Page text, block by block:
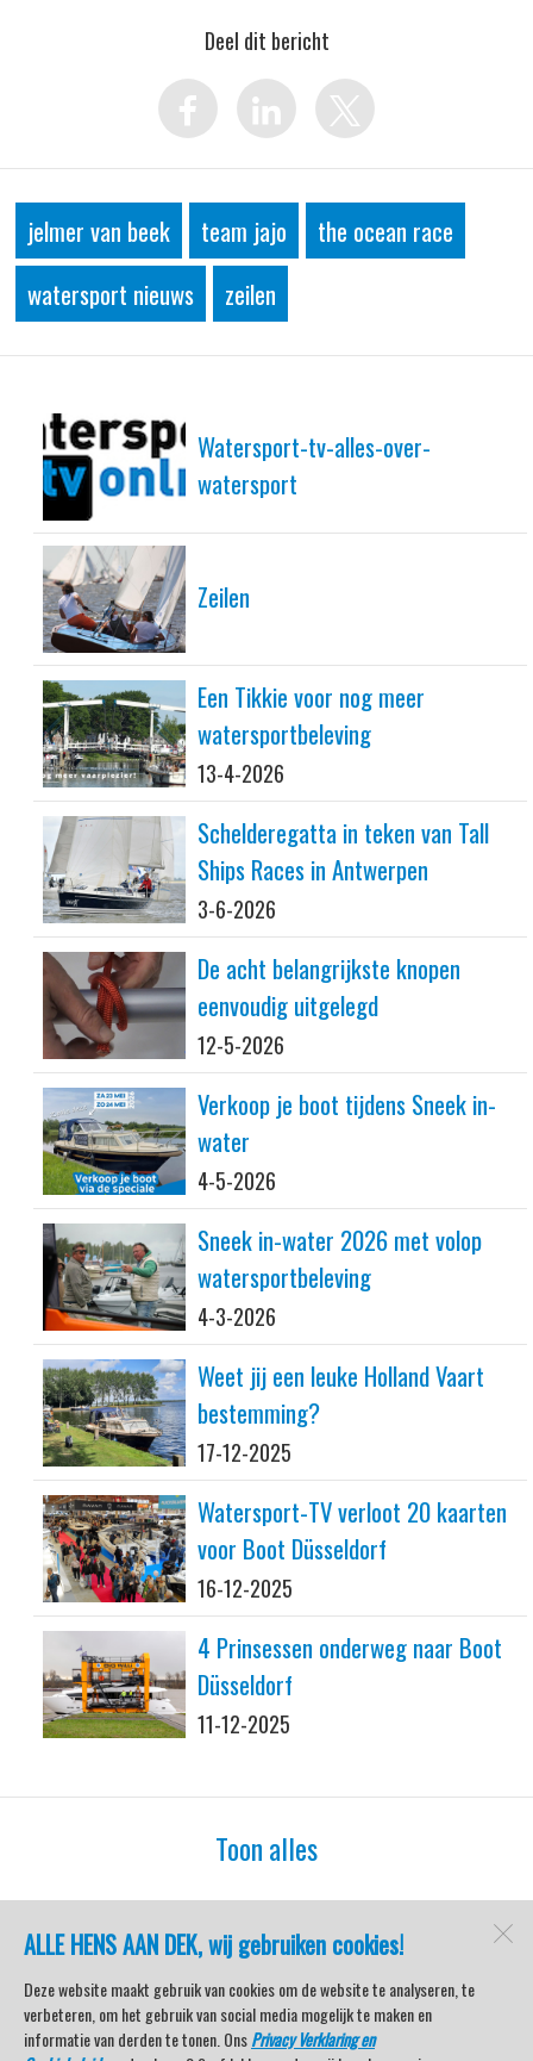
ALLE HENS AAN DEK, wij gebruiken cookies!
Deze website maakt gebruik van cookies om de website te analyseren, te
verbeteren, om het gebruik van social media mogelijk te maken en
informatie van derden te tonen. OnsPrivacy Verklaring en
Deel dit bericht
jelmer van beek team jajo
the ocean race
watersport nieuws
zeilen
Watersport-tv-alles-over-
watersport
Zeilen
Een Tikkie voor nog meer
watersportbeleving
13-4-2026
Schelderegatta in teken van Tall
Ships Races in Antwerpen
3-6-2026
De acht belangrijkste knopen
eenvoudig uitgelegd
12-5-2026
Verkoop je boot tijdens Sneek in-
water
4-5-2026
Sneek in-water 2026 met volop
watersportbeleving
4-3-2026
Weet jij een leuke Holland Vaart
bestemming?
17-12-2025
Watersport-TV verloot 20 kaarten
voor Boot Düsseldorf
16-12-2025
4 Prinsessen onderweg naar Boot
Düsseldorf
11-12-2025
Toon alles
watersport-tv
Lemmer